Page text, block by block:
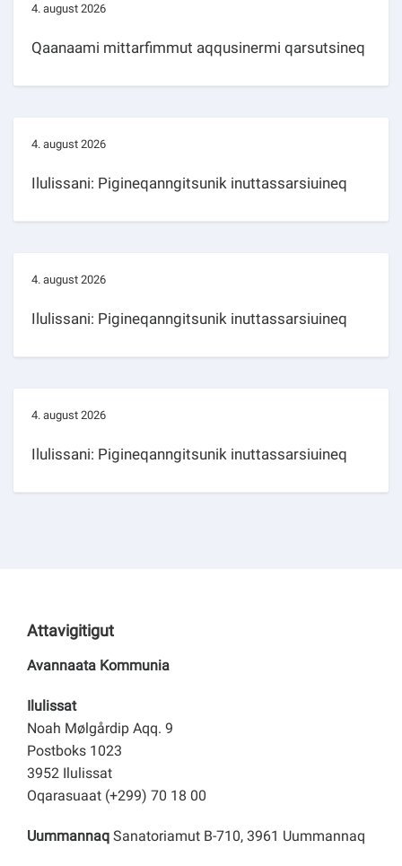
4. august 2026
Qaanaami mittarfimmut aqqusinermi qarsutsineq
4. august 2026
Ilulissani: Pigineqanngitsunik inuttassarsiuineq
4. august 2026
Ilulissani: Pigineqanngitsunik inuttassarsiuineq
4. august 2026
Ilulissani: Pigineqanngitsunik inuttassarsiuineq
Attavigitigut
Avannaata Kommunia
Ilulissat
Noah Mølgårdip Aqq. 9
Postboks 1023
3952 Ilulissat
Oqarasuaat (+299) 70 18 00
Uummannaq Sanatoriamut B-710, 3961 Uummannaq